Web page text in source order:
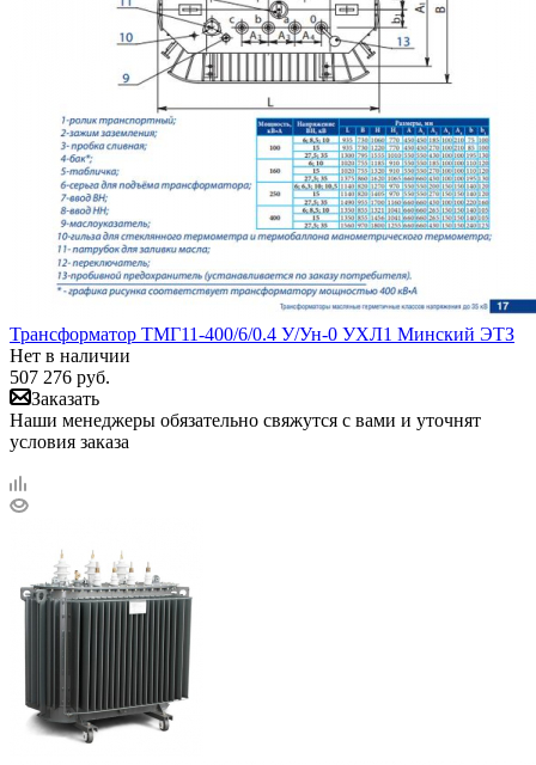
Трансформатор ТМГ11-400/6/0.4 У/Ун-0 УХЛ1 Минский ЭТЗ
Нет в наличии
507 276 руб.
Заказать
Наши менеджеры обязательно свяжутся с вами и уточнят
условия заказа